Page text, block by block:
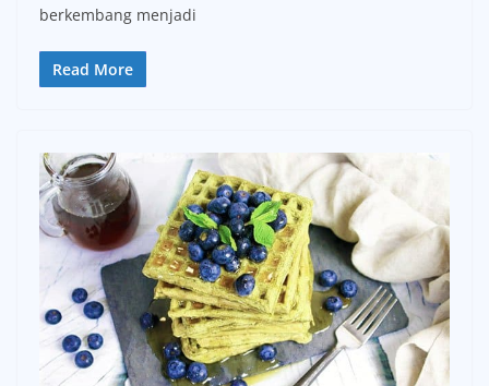
berkembang menjadi
Read More